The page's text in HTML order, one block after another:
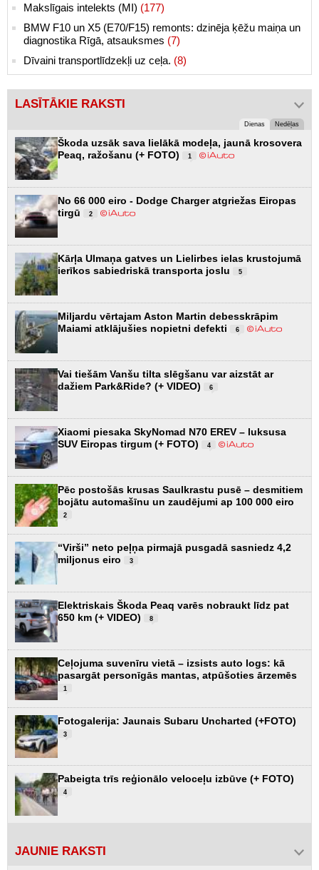
Makslīgais intelekts (MI) (177)
BMW F10 un X5 (E70/F15) remonts: dzinēja ķēžu maiņa un
diagnostika Rīgā, atsauksmes (7)
Dīvaini transportlīdzekļi uz ceļa. (8)
LASĪTĀKIE RAKSTI
Dienas Nedēļas
Škoda uzsāk sava lielākā modeļa, jaunā krosovera
Peaq, ražošanu (+ FOTO)
1
No 66 000 eiro - Dodge Charger atgriežas Eiropas
tirgū
2
Kārļa Ulmaņa gatves un Lielirbes ielas krustojumā
ierīkos sabiedriskā transporta joslu
5
Miljardu vērtajam Aston Martin debesskrāpim
Maiami atklājušies nopietni defekti
6
Vai tiešām Vanšu tilta slēgšanu var aizstāt ar
dažiem Park&Ride? (+ VIDEO)
6
Xiaomi piesaka SkyNomad N70 EREV – luksusa
SUV Eiropas tirgum (+ FOTO)
4
Pēc postošās krusas Saulkrastu pusē – desmitiem
bojātu automašīnu un zaudējumi ap 100 000 eiro
2
“Virši” neto peļņa pirmajā pusgadā sasniedz 4,2
miljonus eiro
3
Elektriskais Škoda Peaq varēs nobraukt līdz pat
650 km (+ VIDEO)
8
Ceļojuma suvenīru vietā – izsists auto logs: kā
pasargāt personīgās mantas, atpūšoties ārzemēs
1
Fotogalerija: Jaunais Subaru Uncharted (+FOTO)
3
Pabeigta trīs reģionālo veloceļu izbūve (+ FOTO)
4
JAUNIE RAKSTI